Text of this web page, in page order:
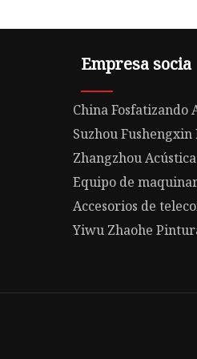
Empresa socia
China Fosfatizando
Suzhou Fushengxin
Zhangzhou
Equipo de
Accesorios de
Yiwu Zhaohe